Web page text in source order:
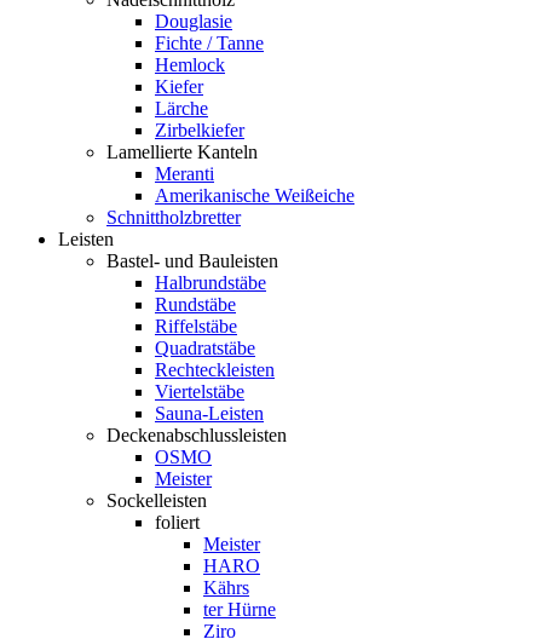
Douglasie
Fichte / Tanne
Hemlock
Kiefer
Lärche
Zirbelkiefer
Lamellierte Kanteln
Meranti
Amerikanische Weißeiche
Schnittholzbretter
Leisten
Bastel- und Bauleisten
Halbrundstäbe
Rundstäbe
Riffelstäbe
Quadratstäbe
Rechteckleisten
Viertelstäbe
Sauna-Leisten
Deckenabschlussleisten
OSMO
Meister
Sockelleisten
foliert
Meister
HARO
Kährs
ter Hürne
Ziro